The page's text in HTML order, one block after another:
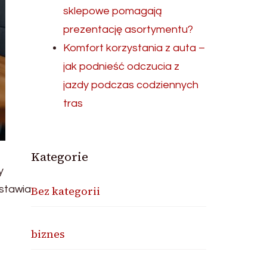
sklepowe pomagają
prezentację asortymentu?
Komfort korzystania z auta –
jak podnieść odczucia z
jazdy podczas codziennych
tras
Kategorie
Bez kategorii
biznes